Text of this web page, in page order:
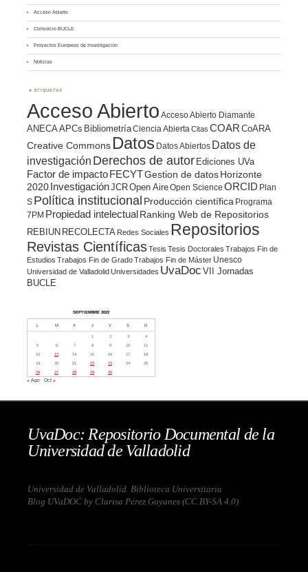
Acceso Abierto
Consorcio BUCLE
Proyectos Europeos de Investigación
Noticias
ETIQUETAS
Acceso Abierto Acceso Abierto Diamante
ANECAAPCs BibliometríaCiencia Abierta Citas COAR CoARA
Creative Commons Datos Datos Abiertos Datos de
investigación Derechos de autor Ediciones UVa
Factor de impacto FECYTGestion de datosHorizonte
2020 InvestigaciónJCROpen AireOpen Science ORCID Plan
S Política institucional Producción científica Programa
7PM Propiedad intelectualRanking Web de Repositorios
REBIUN RECOLECTA Redes Sociales Repositorios
Revistas CientíficasTesis Tesis Doctorales Trabajos Fin de
Estudios Trabajos Fin de GradoTrabajos Fin de Máster Unesco
Universidad de Valladolid Universidades UvaDoc VII Jornadas
BUCLE
SEPTIEMBRE 2022
L M X J V S D
1 2 3
4
5
6 7 8 9 10
11
12
13 14 15 16 17
18
19
20 21 22 23 24
25
26
27 28 29 30
« Ago Oct »
UvaDoc: Repositorio Documental de la
Universidad de Valladolid
Universidad de Valladolid. Biblioteca Universitaria
Blog UVaDOC by Clarisa Pérez Goyanes (CC BY-SA 4.0)